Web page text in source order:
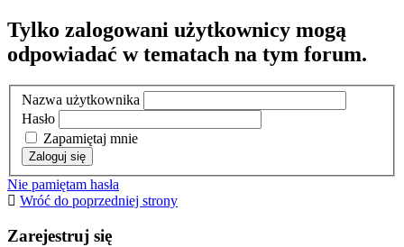
Tylko zalogowani użytkownicy mogą
odpowiadać w tematach na tym forum.
Nazwa użytkownika
Hasło
Zapamiętaj mnie
Nie pamiętam hasła
Wróć do poprzedniej strony
Zarejestruj się